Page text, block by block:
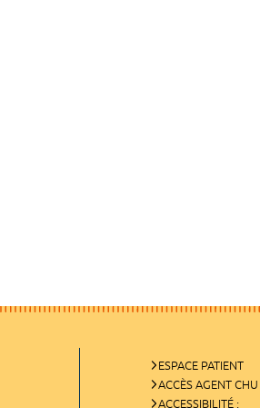
ESPACE PATIENT
ACCÈS AGENT CHU
ACCESSIBILITÉ :